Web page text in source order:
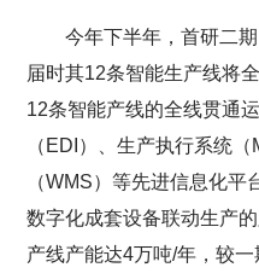
今年下半年，首研二
届时其12条智能生产线将
12条智能产线的全线贯通
（EDI）、生产执行系统
（WMS）等先进信息化
数字化成套设备联动生产
产线产能达4万吨/年，较